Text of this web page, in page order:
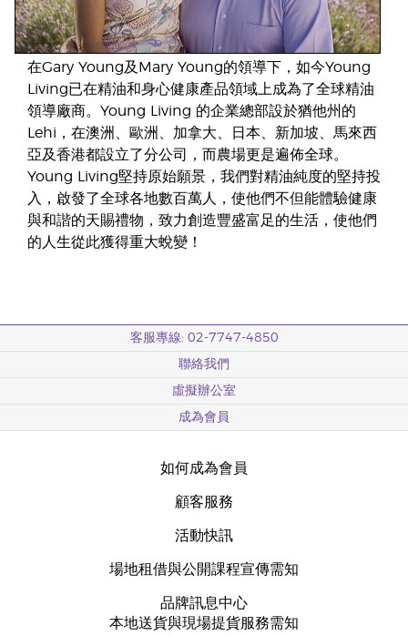
在Gary Young及Mary Young的領導下，如今Young
Living已在精油和身心健康產品領域上成為了全球精油
領導廠商。Young Living 的企業總部設於猶他州的
Lehi，在澳洲、歐洲、加拿大、日本、新加坡、馬來西
亞及香港都設立了分公司，而農場更是遍佈全球。
Young Living堅持原始願景，我們對精油純度的堅持投
入，啟發了全球各地數百萬人，使他們不但能體驗健康
與和諧的天賜禮物，致力創造豐盛富足的生活，使他們
的人生從此獲得重大蛻變！
客服專線: 02-7747-4850
聯絡我們
虛擬辦公室
成為會員
如何成為會員
顧客服務
活動快訊
場地租借與公開課程宣傳需知
品牌訊息中心
本地送貨與現場提貨服務需知